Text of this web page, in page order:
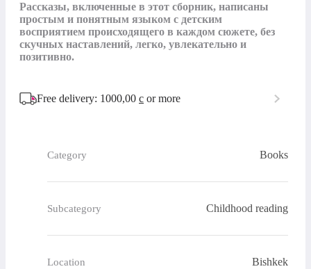
Рассказы, включенные в этот сборник, написаны
простым и понятным языком с детским
восприятием происходящего в каждом сюжете, без
скучных наставлений, легко, увлекательно и
позитивно.
Free delivery: 1000,00 с or more
Category Books
Subcategory Childhood reading
Location Bishkek